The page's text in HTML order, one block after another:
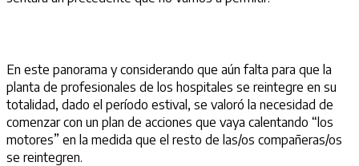
En este panorama y considerando que aún falta para que la
planta de profesionales de los hospitales se reintegre en su
totalidad, dado el período estival, se valoró la necesidad de
comenzar con un plan de acciones que vaya calentando “los
motores” en la medida que el resto de las/os compañeras/os
se reintegren.